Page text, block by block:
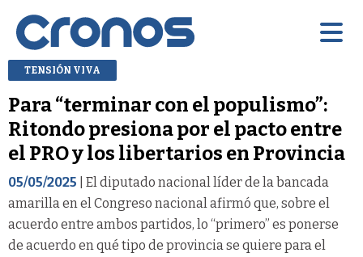
TENSIÓN VIVA
Para “terminar con el populismo”:
Ritondo presiona por el pacto entre
el PRO y los libertarios en Provincia
05/05/2025 | El diputado nacional líder de la bancada
amarilla en el Congreso nacional afirmó que, sobre el
acuerdo entre ambos partidos, lo “primero” es ponerse
de acuerdo en qué tipo de provincia se quiere para el